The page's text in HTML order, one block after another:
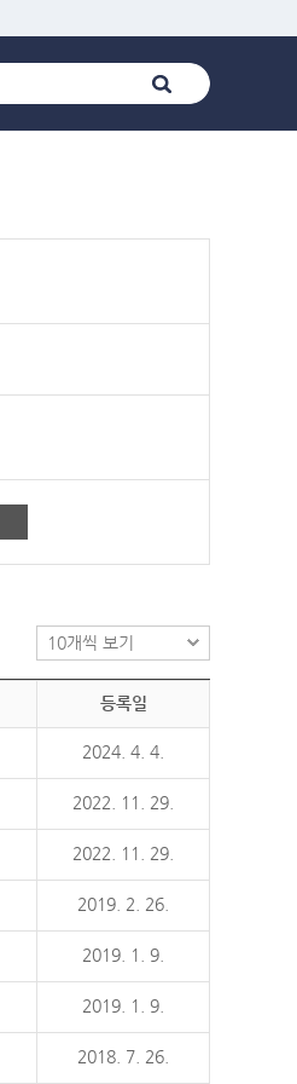
등록일
2024. 4. 4.
2022. 11. 29.
2022. 11. 29.
2019. 2. 26.
2019. 1. 9.
2019. 1. 9.
2018. 7. 26.